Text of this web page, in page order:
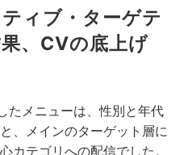
ィブ・ターゲテ
、CVの底上げ
メニューは、性別と年代
、メインのターゲット層に
カテゴリへの配信でした。